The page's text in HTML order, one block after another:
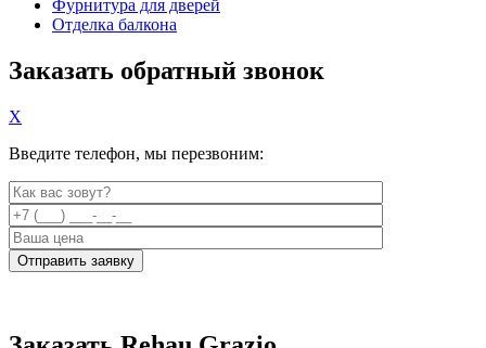
Фурнитура для дверей
Отделка балкона
Заказать обратный звонок
X
Введите телефон, мы перезвоним: